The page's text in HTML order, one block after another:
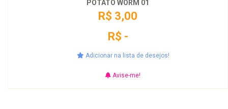
POTATO WORM 01
R$ 3,00
R$ -
Adicionar na lista de desejos!
Avise-me!